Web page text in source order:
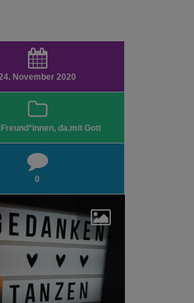
November 2020
, da.mit Gott
0